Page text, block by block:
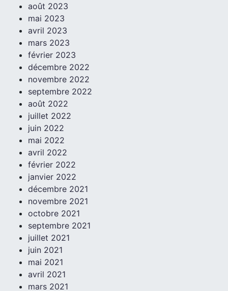
août 2023
mai 2023
avril 2023
mars 2023
février 2023
décembre 2022
novembre 2022
septembre 2022
août 2022
juillet 2022
juin 2022
mai 2022
avril 2022
février 2022
janvier 2022
décembre 2021
novembre 2021
octobre 2021
septembre 2021
juillet 2021
juin 2021
mai 2021
avril 2021
mars 2021